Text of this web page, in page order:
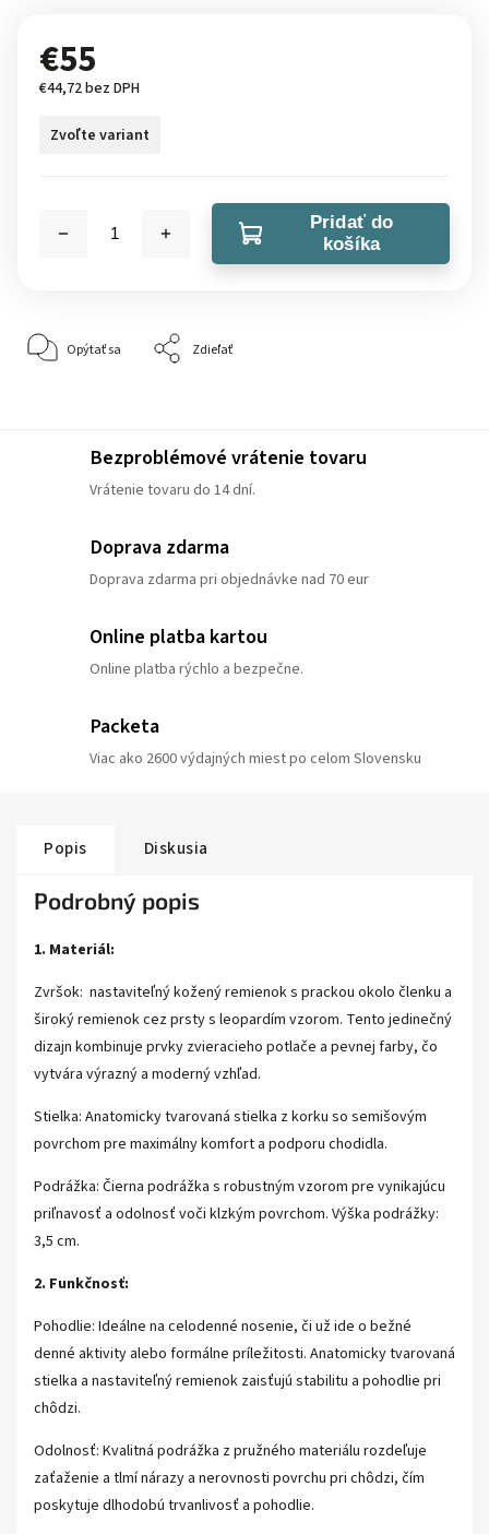
€55
€44,72 bez DPH
Zvoľte variant
Pridať do
košíka
Opýtať sa Zdieľať
Bezproblémové vrátenie tovaru
Vrátenie tovaru do 14 dní.
Doprava zdarma
Doprava zdarma pri objednávke nad 70 eur
Online platba kartou
Online platba rýchlo a bezpečne.
Packeta
Viac ako 2600 výdajných miest po celom Slovensku
Popis Diskusia
Podrobný popis
1. Materiál:
Zvršok: nastaviteľný kožený remienok s prackou okolo členku a
široký remienok cez prsty s leopardím vzorom. Tento jedinečný
dizajn kombinuje prvky zvieracieho potlače a pevnej farby, čo
vytvára výrazný a moderný vzhľad.
Stielka: Anatomicky tvarovaná stielka z korku so semišovým
povrchom pre maximálny komfort a podporu chodidla.
Podrážka: Čierna podrážka s robustným vzorom pre vynikajúcu
priľnavosť a odolnosť voči klzkým povrchom. Výška podrážky:
3,5 cm.
2. Funkčnosť:
Pohodlie: Ideálne na celodenné nosenie, či už ide o bežné
denné aktivity alebo formálne príležitosti. Anatomicky tvarovaná
stielka a nastaviteľný remienok zaisťujú stabilitu a pohodlie pri
chôdzi.
Odolnosť: Kvalitná podrážka z pružného materiálu rozdeľuje
zaťaženie a tlmí nárazy a nerovnosti povrchu pri chôdzi, čím
poskytuje dlhodobú trvanlivosť a pohodlie.